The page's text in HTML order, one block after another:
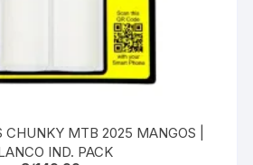
CHUNKY MTB 2025 MANGOS |
IND. PACK